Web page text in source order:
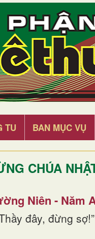
TU BAN MỤC VỤ
CHÚA
Niên - Năm
đây, đừng